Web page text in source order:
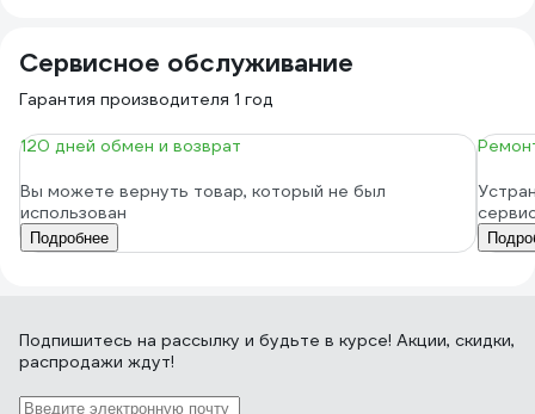
Сервисное обслуживание
Гарантия производителя 1 год
120 дней обмен и возврат
Вы можете вернуть товар, который не был
использован
Подробнее
Подпишитесь на рассылку и будьте в курсе! Акции, скидки,
распродажи ждут!